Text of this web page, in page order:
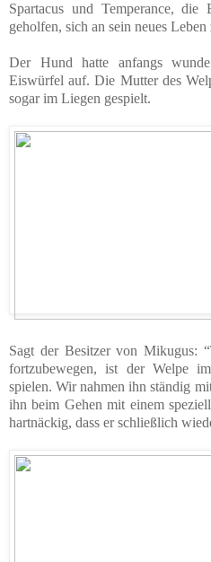
Spartacus und Temperance,
geholfen, sich an sein neues
Der Hund hatte anfangs
Eiswürfel auf. Die Mutter des
sogar im Liegen gespielt.
Sagt der Besitzer von Mikugus:
fortzubewegen, ist der Welpe
spielen. Wir nahmen ihn ständig
ihn beim Gehen mit einem
hartnäckig, dass er schließlich